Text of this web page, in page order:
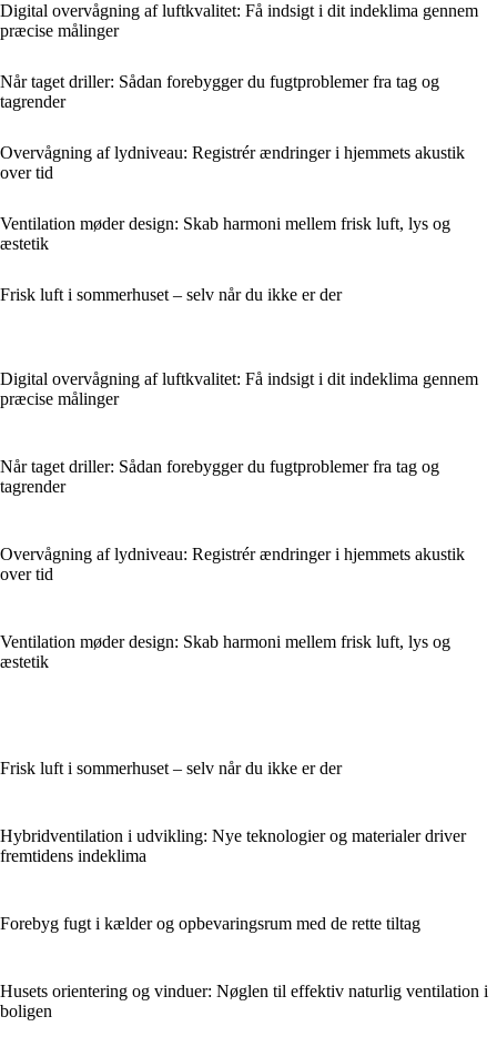
Digital overvågning af luftkvalitet: Få indsigt i dit indeklima gennem
præcise målinger
Når taget driller: Sådan forebygger du fugtproblemer fra tag og
tagrender
Overvågning af lydniveau: Registrér ændringer i hjemmets akustik
over tid
Ventilation møder design: Skab harmoni mellem frisk luft, lys og
æstetik
Frisk luft i sommerhuset – selv når du ikke er der
Digital overvågning af luftkvalitet: Få indsigt i dit indeklima gennem
præcise målinger
Når taget driller: Sådan forebygger du fugtproblemer fra tag og
tagrender
Overvågning af lydniveau: Registrér ændringer i hjemmets akustik
over tid
Ventilation møder design: Skab harmoni mellem frisk luft, lys og
æstetik
Frisk luft i sommerhuset – selv når du ikke er der
Hybridventilation i udvikling: Nye teknologier og materialer driver
fremtidens indeklima
Forebyg fugt i kælder og opbevaringsrum med de rette tiltag
Husets orientering og vinduer: Nøglen til effektiv naturlig ventilation i
boligen